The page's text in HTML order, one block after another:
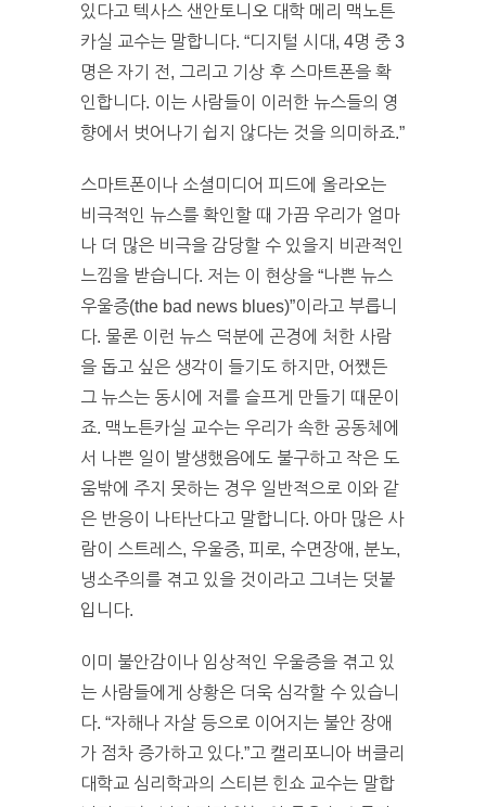
있다고 텍사스 샌안토니오 대학 메리 맥노튼
카실 교수는 말합니다. “디지털 시대, 4명 중 3
명은 자기 전, 그리고 기상 후 스마트폰을 확
인합니다. 이는 사람들이 이러한 뉴스들의 영
향에서 벗어나기 쉽지 않다는 것을 의미하죠.”
스마트폰이나 소셜미디어 피드에 올라오는
비극적인 뉴스를 확인할 때 가끔 우리가 얼마
나 더 많은 비극을 감당할 수 있을지 비관적인
느낌을 받습니다. 저는 이 현상을 “나쁜 뉴스
우울증(the bad news blues)”이라고 부릅니
다. 물론 이런 뉴스 덕분에 곤경에 처한 사람
을 돕고 싶은 생각이 들기도 하지만, 어쨌든
그 뉴스는 동시에 저를 슬프게 만들기 때문이
죠. 맥노튼카실 교수는 우리가 속한 공동체에
서 나쁜 일이 발생했음에도 불구하고 작은 도
움밖에 주지 못하는 경우 일반적으로 이와 같
은 반응이 나타난다고 말합니다. 아마 많은 사
람이 스트레스, 우울증, 피로, 수면장애, 분노,
냉소주의를 겪고 있을 것이라고 그녀는 덧붙
입니다.
이미 불안감이나 임상적인 우울증을 겪고 있
는 사람들에게 상황은 더욱 심각할 수 있습니
다. “자해나 자살 등으로 이어지는 불안 장애
가 점차 증가하고 있다.”고 캘리포니아 버클리
대학교 심리학과의 스티븐 힌쇼 교수는 말합